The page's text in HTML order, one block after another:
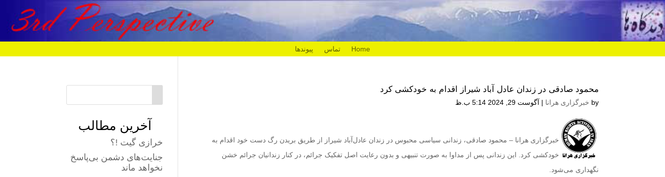
Home تماس پیوندها
محمود صادقی در زندان عادل آباد شیراز اقدام به خودکشی کرد
by خبرگزاری هرانا | آگوست 29, 2024 5:14 ب.ظ
خبرگزاری هرانا – محمود صادقی، زندانی سیاسی محبوس در زندان عادل‌آباد شیراز از طریق بریدن رگ دست خود اقدام به
خودکشی کرد. این زندانی پس از مداوا به صورت تنبیهی و بدون رعایت اصل تفکیک جرائم، در کنار زندانیان جرائم خشن
نگهداری می‌شود.
آخرین مطالب
خرازی گیت !؟
جنایت‌های دشمن بی‌پاسخ
نخواهد ماند